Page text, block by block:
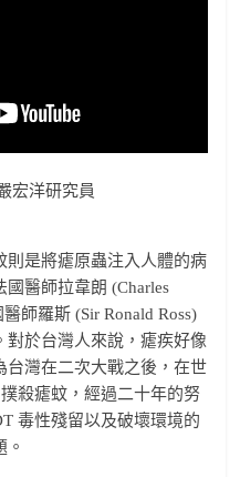
宏洋研究員
則是將瘧原蟲注入人體的病
醫師拉韋朗 (Charles
師羅斯 (Sir Ronald Ross)
對於台灣人來說，瘧疾好像
台灣在二次大戰之後，在世
殺瘧蚊，經過二十年的努
毒性殘留以及破壞環境的